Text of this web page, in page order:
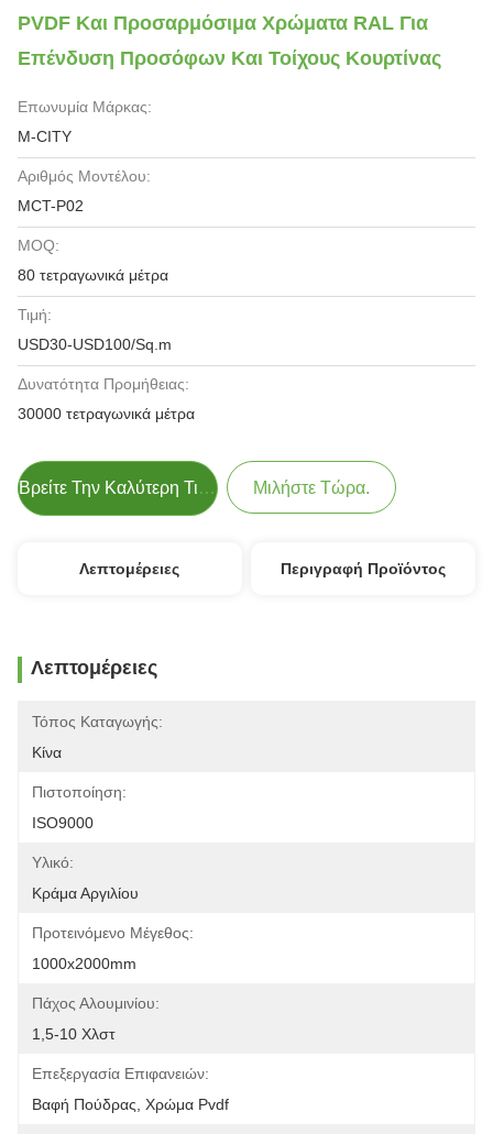
PVDF Και Προσαρμόσιμα Χρώματα RAL Για
Επένδυση Προσόφων Και Τοίχους Κουρτίνας
Επωνυμία Μάρκας:
M-CITY
Αριθμός Μοντέλου:
MCT-P02
MOQ:
80 τετραγωνικά μέτρα
Τιμή:
USD30-USD100/Sq.m
Δυνατότητα Προμήθειας:
30000 τετραγωνικά μέτρα
Βρείτε Την Καλύτερη Τιμή Μιλήστε Τώρα.
Λεπτομέρειες Περιγραφή Προϊόντος
Λεπτομέρειες
Τόπος Καταγωγής:
Κίνα
Πιστοποίηση:
ISO9000
Υλικό:
Κράμα Αργιλίου
Προτεινόμενο Μέγεθος:
1000x2000mm
Πάχος Αλουμινίου:
1,5-10 Χλστ
Επεξεργασία Επιφανειών:
Βαφή Πούδρας, Χρώμα Pvdf